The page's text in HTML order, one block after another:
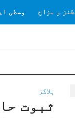
طنز و مزاح وسطی
بلاگز
ثبوت